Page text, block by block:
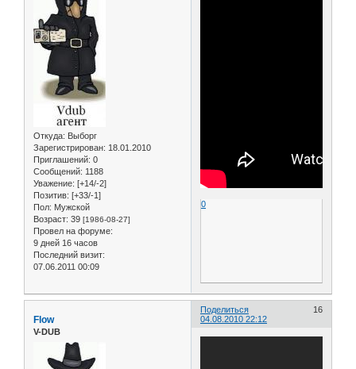
Откуда: Выборг
Зарегистрирован: 18.01.2010
Приглашений: 0
Сообщений: 1188
Уважение: [+14/-2]
Позитив: [+33/-1]
Пол: Мужской
Возраст: 39 [1986-08-27]
Провел на форуме:
9 дней 16 часов
Последний визит:
07.06.2011 00:09
0
Поделиться
16
04.08.2010 22:12
Flow
V-DUB